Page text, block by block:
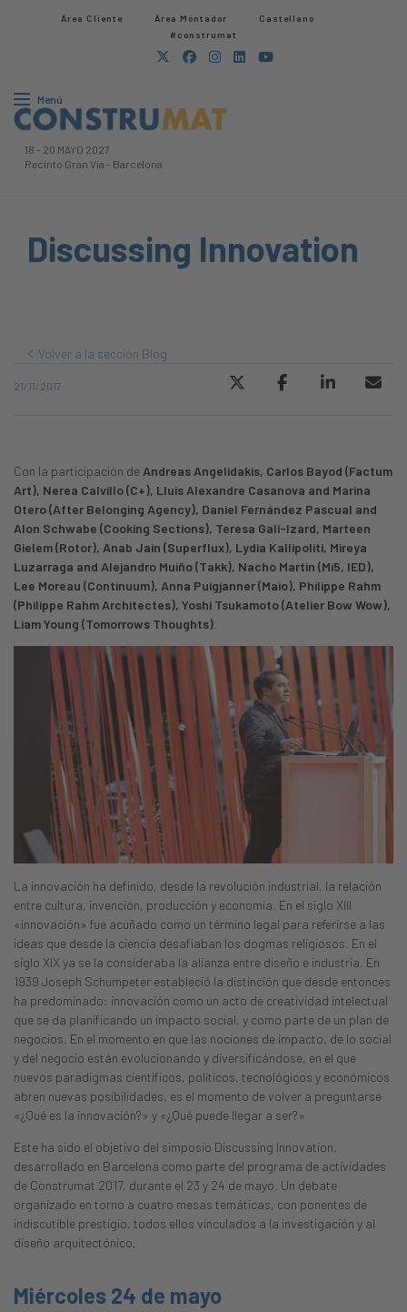
Área Cliente Área Montador
Castellano
#construmat
Menú
18 - 20 MAYO 2027
Recinto Gran Via - Barcelona
Discussing Innovation
Volver a la sección Blog
21/11/2017
Con la participación de Andreas Angelidakis, Carlos Bayod (Factum
Art), Nerea Calvillo (C+), Lluis Alexandre Casanova and Marina
Otero (After Belonging Agency), Daniel Fernández Pascual and
Alon Schwabe (Cooking Sections), Teresa Galí-Izard, Marteen
Gielem (Rotor), Anab Jain (Superflux), Lydia Kallipoliti, Mireya
Luzarraga and Alejandro Muiño (Takk), Nacho Martin (Mi5, IED),
Lee Moreau (Continuum), Anna Puigjanner (Maio), Philippe Rahm
(Philippe Rahm Architectes), Yoshi Tsukamoto (Atelier Bow Wow),
Liam Young (Tomorrows Thoughts)
La innovación ha definido, desde la revolución industrial, la relación
entre cultura, invención, producción y economía. En el siglo XIII
«innovación» fue acuñado como un término legal para referirse a las
ideas que desde la ciencia desafiaban los dogmas religiosos. En el
siglo XIX ya se la consideraba la alianza entre diseño e industria. En
1939 Joseph Schumpeter estableció la distinción que desde entonces
ha predominado: innovación como un acto de creatividad intelectual
que se da planificando un impacto social, y como parte de un plan de
negocios. En el momento en que las nociones de impacto, de lo social
y del negocio están evolucionando y diversificándose, en el que
nuevos paradigmas científicos, políticos, tecnológicos y económicos
abren nuevas posibilidades, es el momento de volver a preguntarse
«¿Qué es la innovación?» y «¿Qué puede llegar a ser?»
Este ha sido el objetivo del simposio Discussing Innovation,
desarrollado en Barcelona como parte del programa de actividades
de Construmat 2017, durante el 23 y 24 de mayo. Un debate
organizado en torno a cuatro mesas temáticas, con ponentes de
indiscutible prestigio, todos ellos vinculados a la investigación y al
diseño arquitectónico.
Miércoles 24 de mayo